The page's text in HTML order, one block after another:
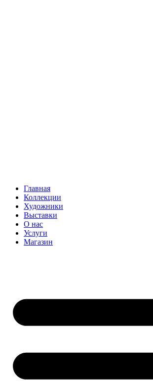
Главная
Коллекции
Художники
Выставки
О нас
Услуги
Магазин